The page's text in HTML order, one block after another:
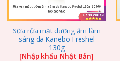
Sữa rửa mặt dưỡng ẩm làm
sáng da Kanebo Freshel
130g
[Nhập khẩu Nhật Bản]